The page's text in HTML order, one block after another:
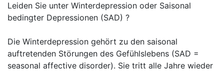
Leiden Sie unter Winterdepression oder Saisonal
bedingter Depressionen (SAD) ?
Die Winterdepression gehört zu den saisonal
auftretenden Störungen des Gefühlslebens (SAD =
seasonal affective disorder). Sie tritt alle Jahre wieder